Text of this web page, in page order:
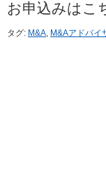
お申込みはこ
タグ: M&A, M&Aアドバイ